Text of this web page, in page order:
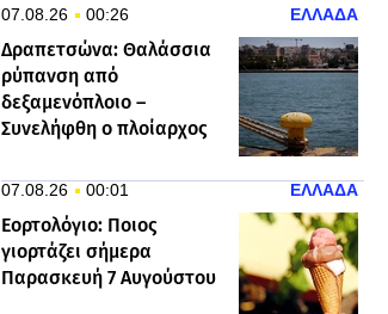
07.08.26 00:26 ΕΛΛΑΔΑ
Δραπετσώνα: Θαλάσσια
ρύπανση από
δεξαμενόπλοιο –
Συνελήφθη ο πλοίαρχος
07.08.26 00:01 ΕΛΛΑΔΑ
Εορτολόγιο: Ποιος
γιορτάζει σήμερα
Παρασκευή 7 Αυγούστου